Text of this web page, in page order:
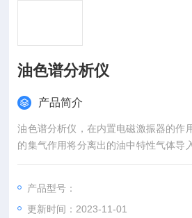
油色谱分析仪
产品简介
油色谱分析仪，在内置电磁激振器的作
的集气作用将分离出的油中特性气体导
室中的混合故障气体在载气的作用下经
产品型号：
更新时间：2023-11-01